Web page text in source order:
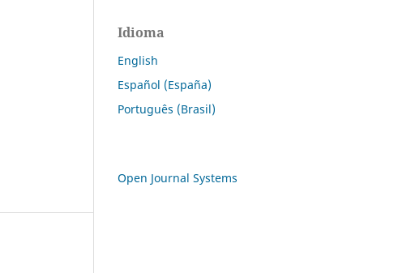
Idioma
English
Español (España)
Português (Brasil)
Open Journal Systems